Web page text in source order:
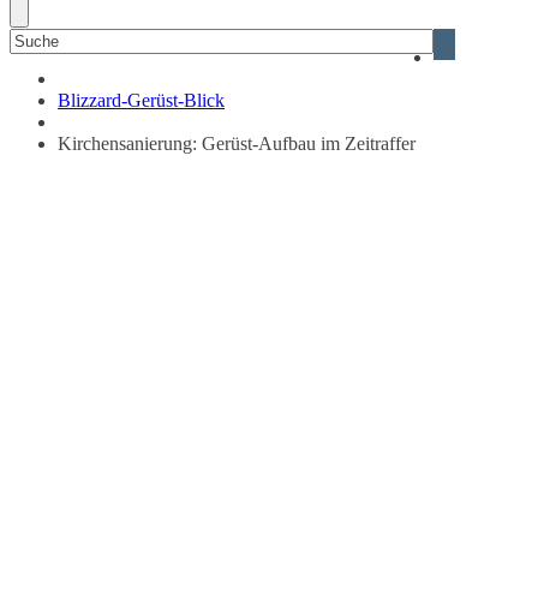
nach:
Blizzard
Blizzard-Gerüst-Blick
Kirchensanierung: Gerüst-Aufbau im Zeitraffer